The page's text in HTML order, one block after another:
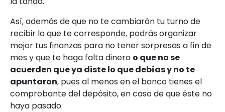
Así, además de que no te cambiarán tu turno de
recibir lo que te corresponde, podrás organizar
mejor tus finanzas para no tener sorpresas a fin de
mes y que te haga falta dinero o que no se
acuerden que ya diste lo que debías y no te
apuntaron, pues al menos en el banco tienes el
comprobante del depósito, en caso de que éste no
haya pasado.